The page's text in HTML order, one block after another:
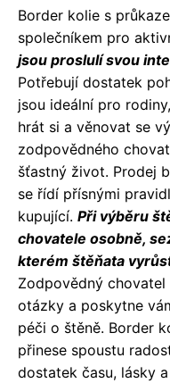
Border kolie s
společníkem pro
jsou proslulí svou
Potřebují dostatek
jsou ideální pro
hrát si a věnovat se
zodpovědného
šťastný život. Prodej
se řídí přísnými
kupující. Při výběru
chovatele osobně,
kterém štěňata
Zodpovědný
otázky a poskytne
péči o štěně. Border
přinese spoustu
dostatek času, lásky